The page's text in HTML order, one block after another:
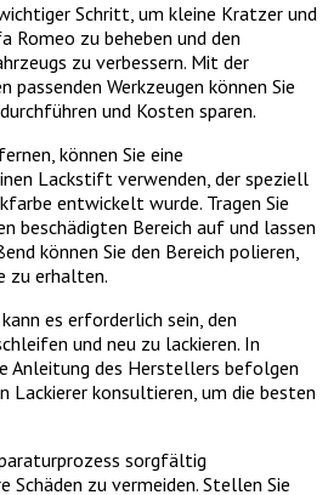
Schritt, um kleine Kratzer und
Romeo zu beheben und den
zu verbessern. Mit der
passenden Werkzeugen können Sie
und Kosten sparen.
können Sie eine
Lackstift verwenden, der speziell
entwickelt wurde. Tragen Sie
beschädigten Bereich auf und lassen
können Sie den Bereich polieren,
zu erhalten.
es erforderlich sein, den
und neu zu lackieren. In
Anleitung des Herstellers befolgen
Lackierer konsultieren, um die besten
sorgfältig
Schäden zu vermeiden. Stellen Sie